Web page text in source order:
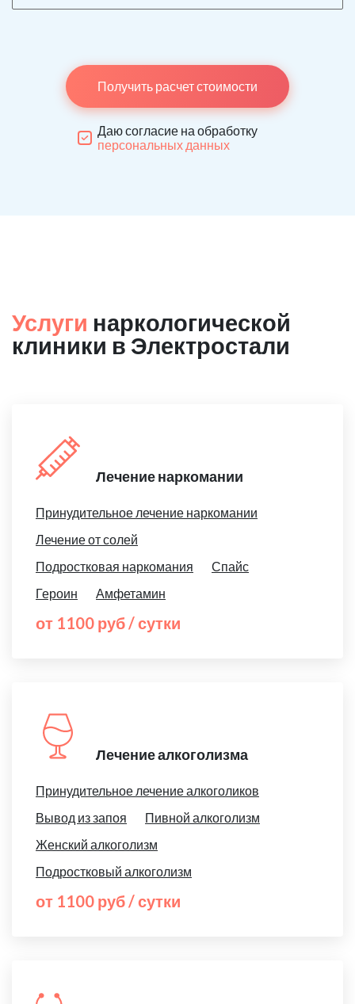
Получить расчет стоимости
Даю согласие на обработку
персональных данных
Услуги наркологической
клиники в Электростали
Лечение наркомании
Принудительное лечение наркомании
Лечение от солей
Подростковая наркомания
Спайс
Героин
Амфетамин
от 1100 руб / сутки
Лечение алкоголизма
Принудительное лечение алкоголиков
Вывод из запоя
Пивной алкоголизм
Женский алкоголизм
Подростковый алкоголизм
от 1100 руб / сутки